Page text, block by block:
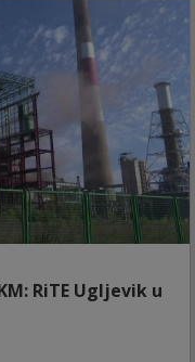
RiTE Ugljevik u